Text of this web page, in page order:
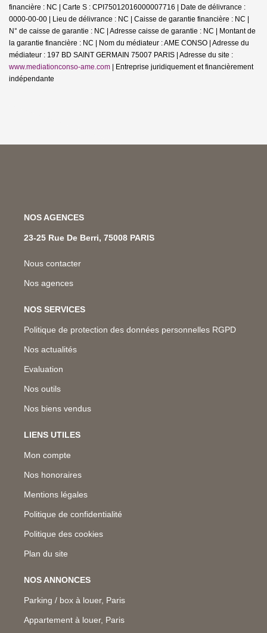
financière : NC | Carte S : CPI75012016000007716 | Date de délivrance :
0000-00-00 | Lieu de délivrance : NC | Caisse de garantie financière : NC |
N° de caisse de garantie : NC | Adresse caisse de garantie : NC | Montant de
la garantie financière : NC | Nom du médiateur : AME CONSO | Adresse du
médiateur : 197 BD SAINT GERMAIN 75007 PARIS | Adresse du site :
www.mediationconso-ame.com | Entreprise juridiquement et financièrement
indépendante
NOS AGENCES
23-25 Rue De Berri, 75008 PARIS
Nous contacter
Nos agences
NOS SERVICES
Politique de protection des données personnelles RGPD
Nos actualités
Evaluation
Nos outils
Nos biens vendus
LIENS UTILES
Mon compte
Nos honoraires
Mentions légales
Politique de confidentialité
Politique des cookies
Plan du site
NOS ANNONCES
Parking / box à louer, Paris
Appartement à louer, Paris